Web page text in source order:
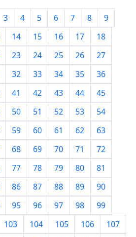
3 4 5 6 7 8
9
14 15 16 17
18
23 24 25 26
27
32 33 34 35
36
41 42 43 44
45
50 51 52 53
54
59 60 61 62
63
68 69 70 71
72
77 78 79 80
81
86 87 88 89
90
95 96 97 98
99
103 104 105 106
107